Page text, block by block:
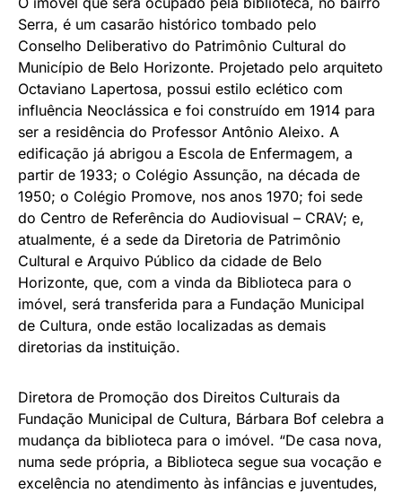
Serra, é um casarão histórico tombado pelo
Conselho Deliberativo do Patrimônio Cultural do
Município de Belo Horizonte. Projetado pelo arquiteto
Octaviano Lapertosa, possui estilo eclético com
influência Neoclássica e foi construído em 1914 para
ser a residência do Professor Antônio Aleixo. A
edificação já abrigou a Escola de Enfermagem, a
partir de 1933; o Colégio Assunção, na década de
1950; o Colégio Promove, nos anos 1970; foi sede
do Centro de Referência do Audiovisual – CRAV; e,
atualmente, é a sede da Diretoria de Patrimônio
Cultural e Arquivo Público da cidade de Belo
Horizonte, que, com a vinda da Biblioteca para o
imóvel, será transferida para a Fundação Municipal
de Cultura, onde estão localizadas as demais
diretorias da instituição.
Diretora de Promoção dos Direitos Culturais da
Fundação Municipal de Cultura, Bárbara Bof celebra a
mudança da biblioteca para o imóvel. “De casa nova,
numa sede própria, a Biblioteca segue sua vocação e
excelência no atendimento às infâncias e juventudes,